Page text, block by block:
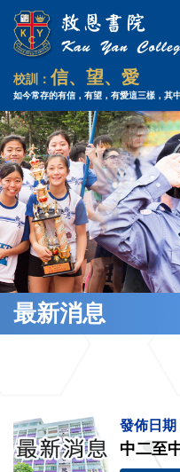
校訓：信、望、愛
如今常存的有信，有望，有愛這三樣，其
最新消息
發佈日
中二至